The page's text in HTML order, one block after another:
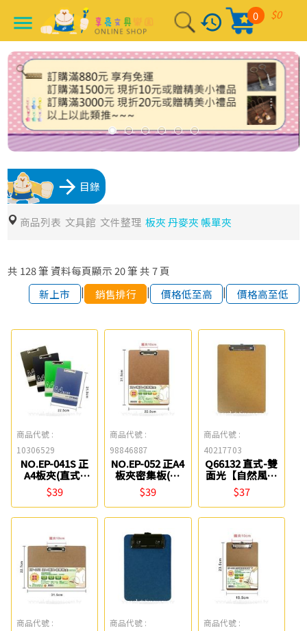
menu history $0
0
arrow_forward 目錄
商品列表 文具館 文件整理 板夾 丹麥夾 帳單夾
共 128筆 資料每頁顯示 20筆 共 7頁
新上市
| 銷售排行 | 價格低至高 | 價格高至低
商品代號 :
10306529
NO.EP-041S 正
A4板夾(直式)
W.I.P
$39
商品代號 :
98846887
NO.EP-052 正A4
板夾密集板(直
式) W.I.P
$39
商品代號 :
40217703
Q66132 直式-雙
面光【自然風】
A4原色板夾
ABEL
$37
商品代號 :
商品代號 :
商品代號 :